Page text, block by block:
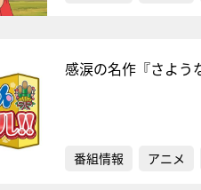
感涙の名作『さよう
番組情報 アニメ